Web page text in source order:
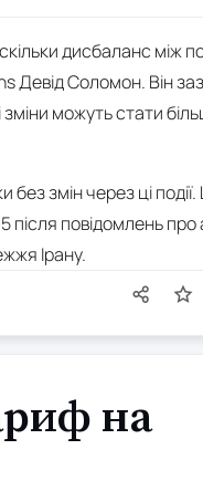
дисбаланс між
Девід Соломон. Він
зміни можуть стати
змін через ці події.
повідомлень про
Ірану.
на